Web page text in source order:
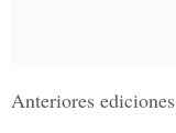
Anteriores ediciones